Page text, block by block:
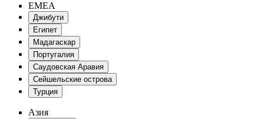
EMEA
Джибути
Египет
Мадагаскар
Португалия
Саудовская Аравия
Сейшельские острова
Турция
Азия